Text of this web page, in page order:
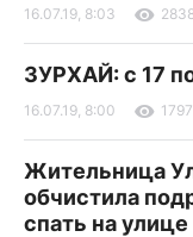
16.07.19, 8:03
ЗУРХАЙ: с 17
16.07.19, 8:00
Жительница
обчистила
спать на улице